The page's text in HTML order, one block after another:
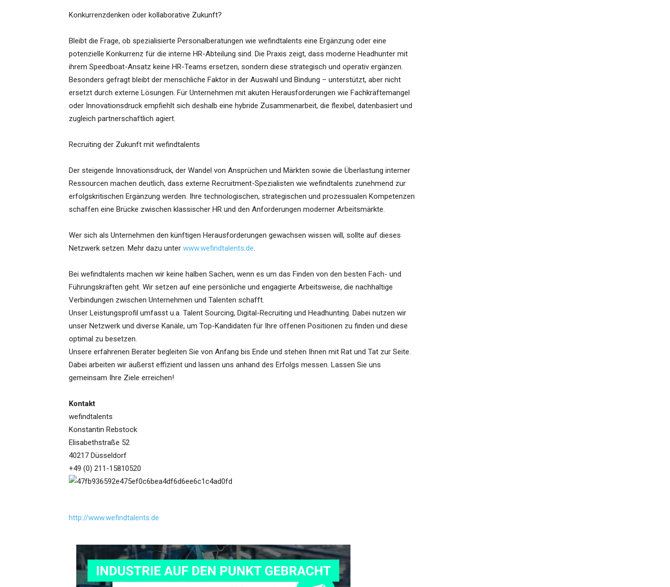
Konkurrenzdenken oder kollaborative Zukunft?
Bleibt die Frage, ob spezialisierte Personalberatungen wie wefindtalents eine Ergänzung oder eine
potenzielle Konkurrenz für die interne HR-Abteilung sind. Die Praxis zeigt, dass moderne Headhunter mit
ihrem Speedboat-Ansatz keine HR-Teams ersetzen, sondern diese strategisch und operativ ergänzen.
Besonders gefragt bleibt der menschliche Faktor in der Auswahl und Bindung – unterstützt, aber nicht
ersetzt durch externe Lösungen. Für Unternehmen mit akuten Herausforderungen wie Fachkräftemangel
oder Innovationsdruck empfiehlt sich deshalb eine hybride Zusammenarbeit, die flexibel, datenbasiert und
zugleich partnerschaftlich agiert.
Recruiting der Zukunft mit wefindtalents
Der steigende Innovationsdruck, der Wandel von Ansprüchen und Märkten sowie die Überlastung interner
Ressourcen machen deutlich, dass externe Recruitment-Spezialisten wie wefindtalents zunehmend zur
erfolgskritischen Ergänzung werden. Ihre technologischen, strategischen und prozessualen Kompetenzen
schaffen eine Brücke zwischen klassischer HR und den Anforderungen moderner Arbeitsmärkte.
Wer sich als Unternehmen den künftigen Herausforderungen gewachsen wissen will, sollte auf dieses
Netzwerk setzen. Mehr dazu unter www.wefindtalents.de.
Bei wefindtalents machen wir keine halben Sachen, wenn es um das Finden von den besten Fach- und
Führungskräften geht. Wir setzen auf eine persönliche und engagierte Arbeitsweise, die nachhaltige
Verbindungen zwischen Unternehmen und Talenten schafft.
Unser Leistungsprofil umfasst u.a. Talent Sourcing, Digital-Recruiting und Headhunting. Dabei nutzen wir
unser Netzwerk und diverse Kanäle, um Top-Kandidaten für Ihre offenen Positionen zu finden und diese
optimal zu besetzen.
Unsere erfahrenen Berater begleiten Sie von Anfang bis Ende und stehen Ihnen mit Rat und Tat zur Seite.
Dabei arbeiten wir äußerst effizient und lassen uns anhand des Erfolgs messen. Lassen Sie uns
gemeinsam Ihre Ziele erreichen!
Kontakt
wefindtalents
Konstantin Rebstock
Elisabethstraße 52
40217 Düsseldorf
+49 (0) 211-15810520
http://www.wefindtalents.de